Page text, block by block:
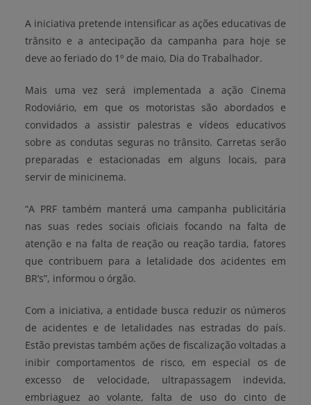
A iniciativa pretende intensificar as ações educativas de
trânsito e a antecipação da campanha para hoje se
deve ao feriado do 1º de maio, Dia do Trabalhador.
Mais uma vez será implementada a ação Cinema
Rodoviário, em que os motoristas são abordados e
convidados a assistir palestras e vídeos educativos
sobre as condutas seguras no trânsito. Carretas serão
preparadas e estacionadas em alguns locais, para
servir de minicinema.
“A PRF também manterá uma campanha publicitária
nas suas redes sociais oficiais focando na falta de
atenção e na falta de reação ou reação tardia, fatores
que contribuem para a letalidade dos acidentes em
BR’s”, informou o órgão.
Com a iniciativa, a entidade busca reduzir os números
de acidentes e de letalidades nas estradas do país.
Estão previstas também ações de fiscalização voltadas a
inibir comportamentos de risco, em especial os de
excesso de velocidade, ultrapassagem indevida,
embriaguez ao volante, falta de uso do cinto de